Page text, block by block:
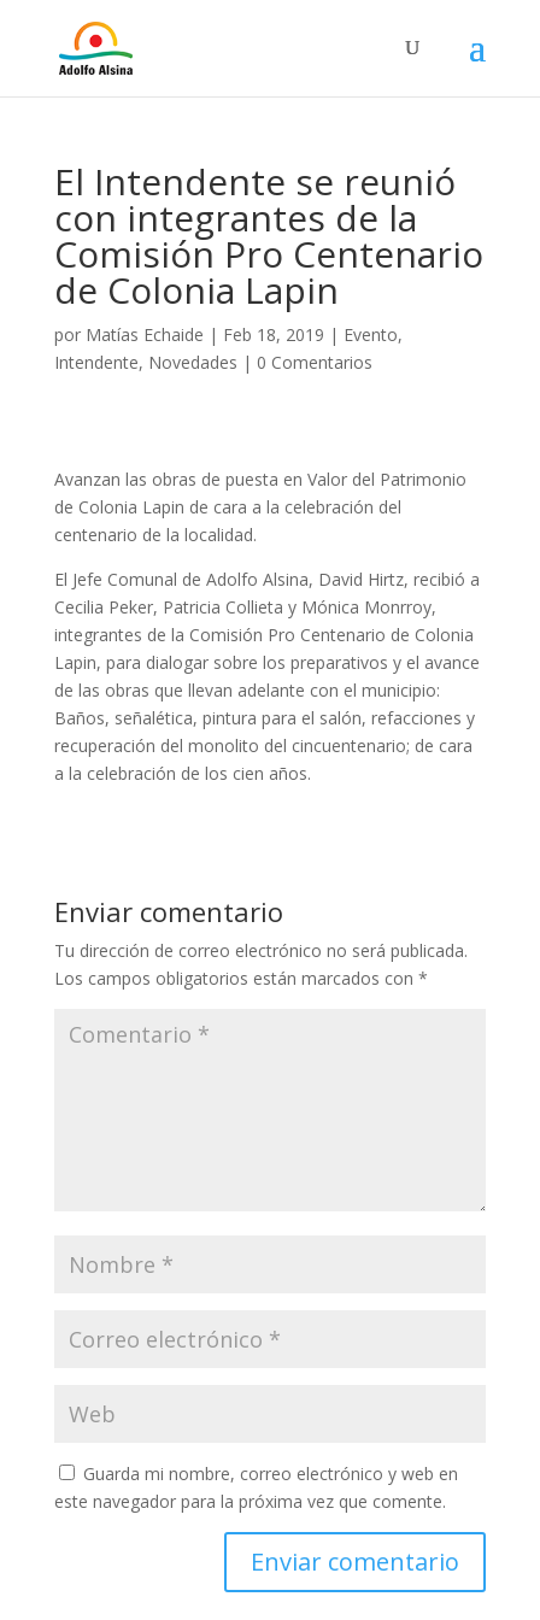
El Intendente se reunió
con integrantes de la
Comisión Pro Centenario
de Colonia Lapin
por Matías Echaide | Feb 18, 2019 | Evento,
Intendente, Novedades | 0 Comentarios
Avanzan las obras de puesta en Valor del Patrimonio
de Colonia Lapin de cara a la celebración del
centenario de la localidad.
El Jefe Comunal de Adolfo Alsina, David Hirtz, recibió a
Cecilia Peker, Patricia Collieta y Mónica Monrroy,
integrantes de la Comisión Pro Centenario de Colonia
Lapin, para dialogar sobre los preparativos y el avance
de las obras que llevan adelante con el municipio:
Baños, señalética, pintura para el salón, refacciones y
recuperación del monolito del cincuentenario; de cara
a la celebración de los cien años.
Enviar comentario
Tu dirección de correo electrónico no será publicada.
Los campos obligatorios están marcados con *
Guarda mi nombre, correo electrónico y web en
este navegador para la próxima vez que comente.